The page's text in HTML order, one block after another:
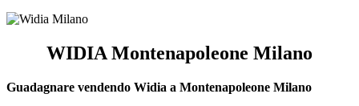
WIDIA Montenapoleone Milano
Guadagnare vendendo Widia a Montenapoleone Milano